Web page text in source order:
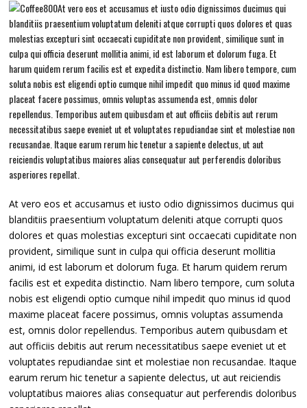
At vero eos et accusamus et iusto odio dignissimos ducimus qui
blanditiis praesentium voluptatum deleniti atque corrupti quos dolores et quas
molestias excepturi sint occaecati cupiditate non provident, similique sunt in
culpa qui officia deserunt mollitia animi, id est laborum et dolorum fuga. Et
harum quidem rerum facilis est et expedita distinctio. Nam libero tempore, cum
soluta nobis est eligendi optio cumque nihil impedit quo minus id quod maxime
placeat facere possimus, omnis voluptas assumenda est, omnis dolor
repellendus. Temporibus autem quibusdam et aut officiis debitis aut rerum
necessitatibus saepe eveniet ut et voluptates repudiandae sint et molestiae non
recusandae. Itaque earum rerum hic tenetur a sapiente delectus, ut aut
reiciendis voluptatibus maiores alias consequatur aut perferendis doloribus
asperiores repellat.
At vero eos et accusamus et iusto odio dignissimos ducimus qui
blanditiis praesentium voluptatum deleniti atque corrupti quos
dolores et quas molestias excepturi sint occaecati cupiditate non
provident, similique sunt in culpa qui officia deserunt mollitia
animi, id est laborum et dolorum fuga. Et harum quidem rerum
facilis est et expedita distinctio. Nam libero tempore, cum soluta
nobis est eligendi optio cumque nihil impedit quo minus id quod
maxime placeat facere possimus, omnis voluptas assumenda
est, omnis dolor repellendus. Temporibus autem quibusdam et
aut officiis debitis aut rerum necessitatibus saepe eveniet ut et
voluptates repudiandae sint et molestiae non recusandae. Itaque
earum rerum hic tenetur a sapiente delectus, ut aut reiciendis
voluptatibus maiores alias consequatur aut perferendis doloribus